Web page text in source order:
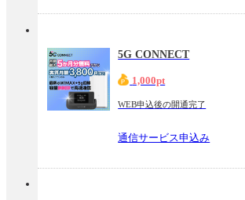
5G CONNECT
1,000pt
WEB申込後の開通完了
通信サービス申込み